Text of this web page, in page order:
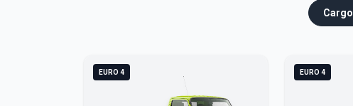
Cargo
EURO 4 EURO 4